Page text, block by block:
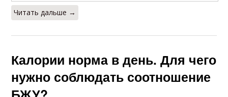
Читать дальше →
Калории норма в день. Для чего
нужно соблюдать соотношение